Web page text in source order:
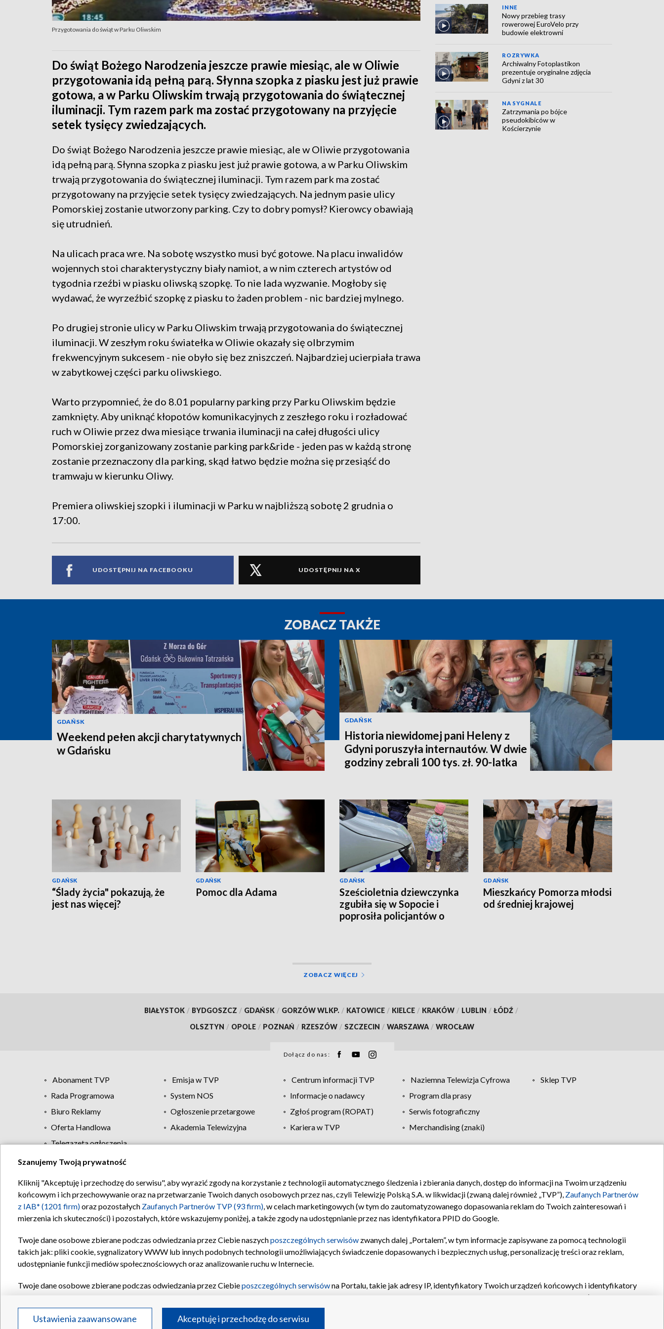
Przygotowania do świąt w Parku Oliwskim
Do świąt Bożego Narodzenia jeszcze prawie miesiąc, ale w Oliwie
przygotowania idą pełną parą. Słynna szopka z piasku jest już prawie
gotowa, a w Parku Oliwskim trwają przygotowania do świątecznej
iluminacji. Tym razem park ma zostać przygotowany na przyjęcie
setek tysięcy zwiedzających.
Do świąt Bożego Narodzenia jeszcze prawie miesiąc, ale w Oliwie przygotowania
idą pełną parą. Słynna szopka z piasku jest już prawie gotowa, a w Parku Oliwskim
trwają przygotowania do świątecznej iluminacji. Tym razem park ma zostać
przygotowany na przyjęcie setek tysięcy zwiedzających. Na jednym pasie ulicy
Pomorskiej zostanie utworzony parking. Czy to dobry pomysł? Kierowcy obawiają
się utrudnień.
Na ulicach praca wre. Na sobotę wszystko musi być gotowe. Na placu inwalidów
wojennych stoi charakterystyczny biały namiot, a w nim czterech artystów od
tygodnia rzeźbi w piasku oliwską szopkę. To nie lada wyzwanie. Mogłoby się
wydawać, że wyrzeźbić szopkę z piasku to żaden problem - nic bardziej mylnego.
Po drugiej stronie ulicy w Parku Oliwskim trwają przygotowania do świątecznej
iluminacji. W zeszłym roku światełka w Oliwie okazały się olbrzymim
frekwencyjnym sukcesem - nie obyło się bez zniszczeń. Najbardziej ucierpiała trawa
w zabytkowej części parku oliwskiego.
Warto przypomnieć, że do 8.01 popularny parking przy Parku Oliwskim będzie
zamknięty. Aby uniknąć kłopotów komunikacyjnych z zeszłego roku i rozładować
ruch w Oliwie przez dwa miesiące trwania iluminacji na całej długości ulicy
Pomorskiej zorganizowany zostanie parking park&ride - jeden pas w każdą stronę
zostanie przeznaczony dla parking, skąd łatwo będzie można się przesiąść do
tramwaju w kierunku Oliwy.
Premiera oliwskiej szopki i iluminacji w Parku w najbliższą sobotę 2 grudnia o
17:00.
UDOSTĘPNIJ NA FACEBOOKU UDOSTĘPNIJ NA X
INNE
Nowy przebieg trasy
rowerowej EuroVelo przy
budowie elektrowni
ROZRYWKA
Archiwalny Fotoplastikon
prezentuje oryginalne zdjęcia
Gdyni z lat 30
NA SYGNALE
Zatrzymania po bójce
pseudokibiców w
Kościerzynie
ZOBACZ TAKŻE
GDAŃSK
Weekend pełen akcji charytatywnych
w Gdańsku
GDAŃSK
Historia niewidomej pani Heleny z
Gdyni poruszyła internautów. W dwie
godziny zebrali 100 tys. zł. 90-latka
GDAŃSK
“Ślady życia" pokazują, że
jest nas więcej?
GDAŃSK
Pomoc dla Adama
GDAŃSK
Sześcioletnia dziewczynka
zgubiła się w Sopocie i
poprosiła policjantów o
GDAŃSK
Mieszkańcy Pomorza młodsi
od średniej krajowej
ZOBACZ WIĘCEJ
BIAŁYSTOK / BYDGOSZCZ / GDAŃSK / GORZÓW WLKP. / KATOWICE / KIELCE / KRAKÓW / LUBLIN / ŁÓDŹ /
OLSZTYN / OPOLE / POZNAŃ / RZESZÓW / SZCZECIN / WARSZAWA / WROCŁAW
Dołącz do nas:
Abonament TVP Emisja w TVP Centrum informacji TVP Naziemna Telewizja Cyfrowa
Sklep TVP
Rada Programowa
System NOS Informacje o nadawcy
Program dla prasy
Biuro Reklamy
Ogłoszenie przetargowe Zgłoś program (ROPAT)
Serwis fotograficzny
Oferta Handlowa
Akademia Telewizyjna Kariera w TVP
Merchandising (znaki)
Telegazeta ogłoszenia
Regulamin TVP Polityka prywatności Moje zgody Pomoc Biuro reklamy Kontakt
Szanujemy Twoją prywatność
Kliknij "Akceptuję i przechodzę do serwisu", aby wyrazić zgody na korzystanie z technologii automatycznego śledzenia i zbierania danych, dostęp do informacji na Twoim urządzeniu
końcowym i ich przechowywanie oraz na przetwarzanie Twoich danych osobowych przez nas, czyli Telewizję Polską S.A. w likwidacji (zwaną dalej również „TVP”), Zaufanych Partnerów
z IAB* (1201 firm)oraz pozostałych Zaufanych Partnerów TVP (93 firm), w celach marketingowych (w tym do zautomatyzowanego dopasowania reklam do Twoich zainteresowań i
mierzenia ich skuteczności) i pozostałych, które wskazujemy poniżej, a także zgody na udostępnianie przez nas identyfikatora PPID do Google.
Twoje dane osobowe zbierane podczas odwiedzania przez Ciebie naszychposzczególnych serwisów zwanych dalej „Portalem”, w tym informacje zapisywane za pomocą technologii
takich jak: pliki cookie, sygnalizatory WWW lub innych podobnych technologii umożliwiających świadczenie dopasowanych i bezpiecznych usług, personalizację treści oraz reklam,
udostępnianie funkcji mediów społecznościowych oraz analizowanie ruchu w Internecie.
Twoje dane osobowe zbierane podczas odwiedzania przez Ciebieposzczególnych serwisówna Portalu, takie jak adresy IP, identyfikatory Twoich urządzeń końcowych i identyfikatory
oraz pozostałych
Partnerów TVPdla realizacji następujących celów i funkcji: przechowywania informacji na urządzeniu lub dostęp do nich, wyboru podstawowych reklam, wyboru spersonalizowanych
reklam, tworzenia profilu spersonalizowanych reklam, tworzenia profilu spersonalizowanych treści, wyboru spersonalizowanych treści, pomiaru wydajności reklam, pomiaru wydajności
Ustawienia zaawansowane Akceptuję i przechodzę do serwisu